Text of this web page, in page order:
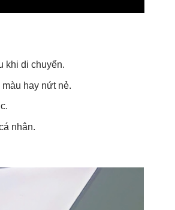
khi di chuyển.
hay nứt nẻ.
nhân.